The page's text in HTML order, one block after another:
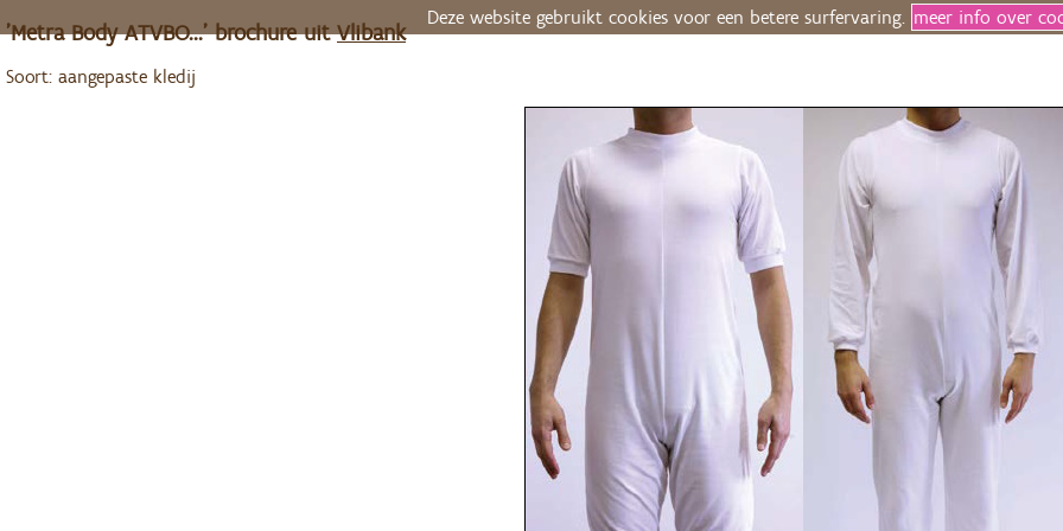
'Metra Body ATVBO...' brochure uitVlibank
Soort: aangepaste kledij
Deze website gebruikt cookies voor een betere surfervaring. meer info over